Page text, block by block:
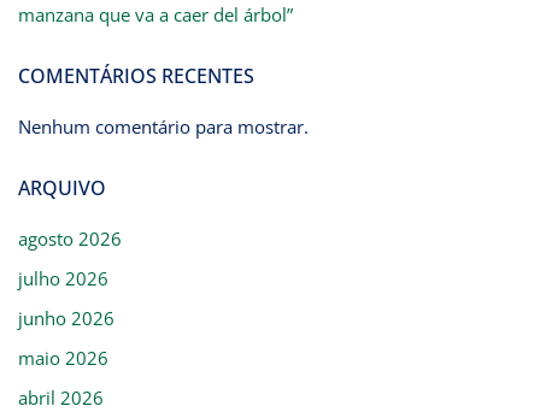
manzana que va a caer del árbol”
COMENTÁRIOS RECENTES
Nenhum comentário para mostrar.
ARQUIVO
agosto 2026
julho 2026
junho 2026
maio 2026
abril 2026